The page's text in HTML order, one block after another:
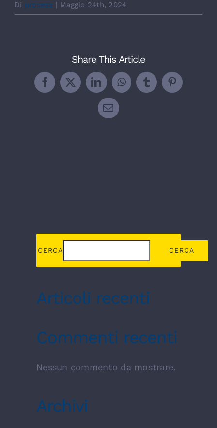
Di process | Maggio 24th, 2024
Share This Article
Facebook
X LinkedInWhatsApp
TumblrPinterest
Email
CERCA CERCA
Articoli recenti
Commenti recenti
Nessun commento da mostrare.
Archivi